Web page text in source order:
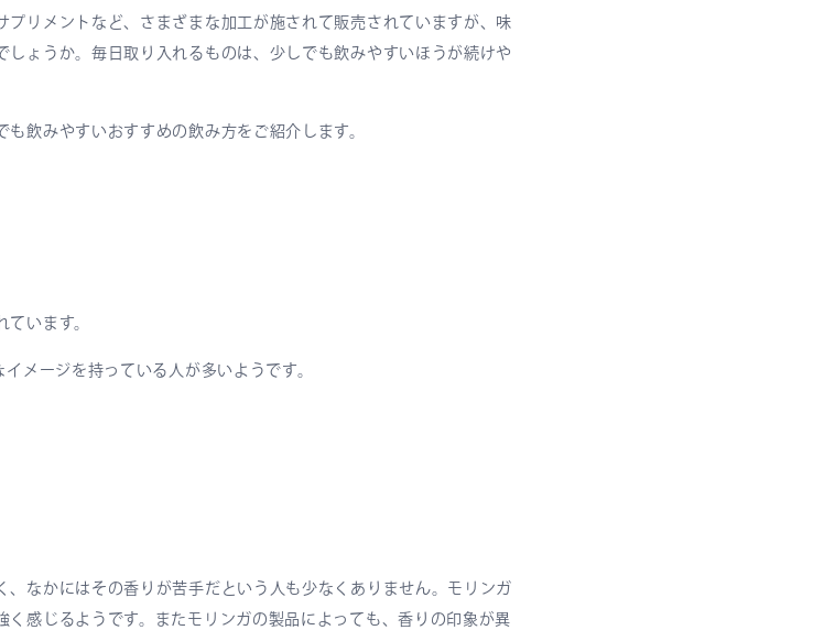
リメントなど、さまざまな加工が施されて販売されていますが、味
ょうか。毎日取り入れるものは、少しでも飲みやすいほうが続けや
飲みやすいおすすめの飲み方をご紹介します。
います。
メージを持っている人が多いようです。
なかにはその香りが苦手だという人も少なくありません。モリンガ
感じるようです。またモリンガの製品によっても、香りの印象が異